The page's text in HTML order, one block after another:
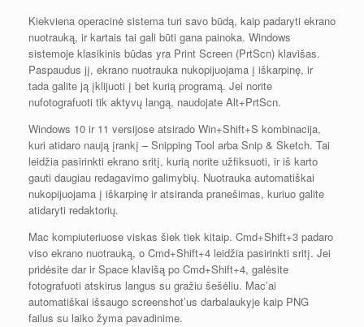
Kiekviena operacinė sistema turi savo būdą, kaip padaryti ekrano
nuotrauką, ir kartais tai gali būti gana painoka. Windows
sistemoje klasikinis būdas yra Print Screen (PrtScn) klavišas.
Paspaudus jį, ekrano nuotrauka nukopijuojama į iškarpinę, ir
tada galite ją įklijuoti į bet kurią programą. Jei norite
nufotografuoti tik aktyvų langą, naudojate Alt+PrtScn.
Windows 10 ir 11 versijose atsirado Win+Shift+S kombinacija,
kuri atidaro naują įrankį – Snipping Tool arba Snip & Sketch. Tai
leidžia pasirinkti ekrano sritį, kurią norite užfiksuoti, ir iš karto
gauti daugiau redagavimo galimybių. Nuotrauka automatiškai
nukopijuojama į iškarpinę ir atsiranda pranešimas, kuriuo galite
atidaryti redaktorių.
Mac kompiuteriuose viskas šiek tiek kitaip. Cmd+Shift+3 padaro
viso ekrano nuotrauką, o Cmd+Shift+4 leidžia pasirinkti sritį. Jei
pridėsite dar ir Space klavišą po Cmd+Shift+4, galėsite
fotografuoti atskirus langus su gražiu šešėliu. Mac’ai
automatiškai išsaugo screenshot’us darbalaukyje kaip PNG
failus su laiko žyma pavadinime.